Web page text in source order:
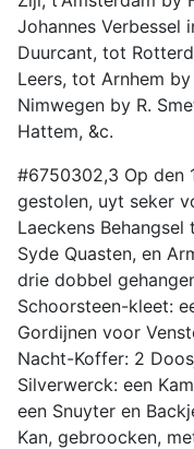
Johannes Verbessel
Duurcant, tot
Leers, tot Arnhem
Nimwegen by R.
Hattem, &c.
#6750302,3 Op den
gestolen, uyt seker
Laeckens
Syde Quasten, en
drie dobbel
Schoorsteen-kleet:
Gordijnen voor
Nacht-Koffer: 2
Silverwerck: een
een Snuyter en
Kan, gebroocken,